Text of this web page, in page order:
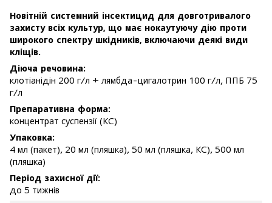
Новітній системний інсектицид для довготривалого
захисту всіх культур, що має нокаутуючу дію проти
широкого спектру шкідників, включаючи деякі види
кліщів.
Діюча речовина:
клотіанідін 200 г/л + лямбда-цигалотрин 100 г/л, ППБ 75
г/л
Препаративна форма:
концентрат суспензії (КС)
Упаковка:
4 мл (пакет), 20 мл (пляшка), 50 мл (пляшка, КС), 500 мл
(пляшка)
Період захисної дії:
до 5 тижнів